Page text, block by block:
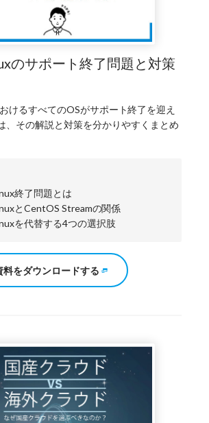
のサポート終了問題と対策
けるすべてのOSがサポート終了を迎え
、その解説と対策を分かりやすくまとめ
終了問題とは
とCentOS Streamの関係
を代替する4つの選択肢
料をダウンロードする